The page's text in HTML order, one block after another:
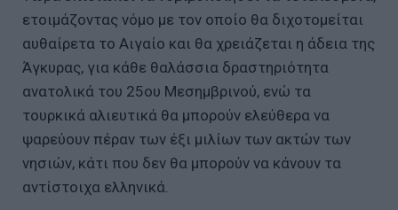
ετοιμάζοντας νόμο με τον οποίο θα διχοτομείται
αυθαίρετα το Αιγαίο και θα χρειάζεται η άδεια της
Άγκυρας, για κάθε θαλάσσια δραστηριότητα
ανατολικά του 25ου Μεσημβρινού, ενώ τα
τουρκικά αλιευτικά θα μπορούν ελεύθερα να
ψαρεύουν πέραν των έξι μιλίων των ακτών των
νησιών, κάτι που δεν θα μπορούν να κάνουν τα
αντίστοιχα ελληνικά.